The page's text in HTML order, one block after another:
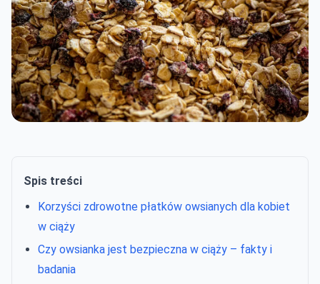
Spis treści
Korzyści zdrowotne płatków owsianych dla kobiet
w ciąży
Czy owsianka jest bezpieczna w ciąży – fakty i
badania